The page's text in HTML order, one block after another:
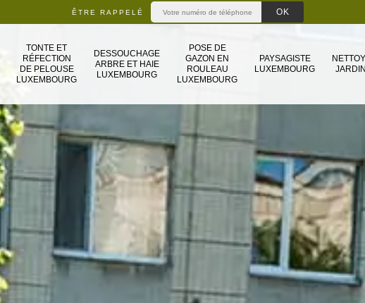
ÊTRE RAPPELÉ
TONTE ET
RÉFECTION
DE PELOUSE
LUXEMBOURG
DESSOUCHAGE
ARBRE ET HAIE
LUXEMBOURG
POSE DE
GAZON EN
ROULEAU
LUXEMBOURG
PAYSAGISTE
LUXEMBOURG